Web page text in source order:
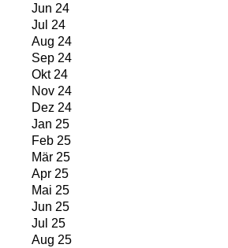
Jun 24
Jul 24
Aug 24
Sep 24
Okt 24
Nov 24
Dez 24
Jan 25
Feb 25
Mär 25
Apr 25
Mai 25
Jun 25
Jul 25
Aug 25